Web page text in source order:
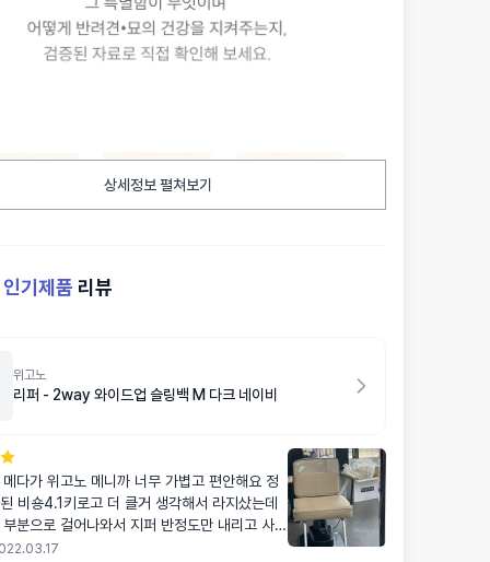
상세정보 펼쳐보기
인기제품 리뷰
위고노
리퍼 - 2way 와이드업 슬링백 M 다크 네이비
다가 위고노 메니까 너무 가볍고 편안해요 정
비숑4.1키로고 더 클거 생각해서 라지샀는데
분으로 걸어나와서 지퍼 반정도만 내리고 사용